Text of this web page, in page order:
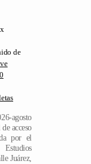
de
agosto
acceso
por el
Juárez,